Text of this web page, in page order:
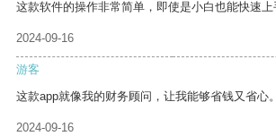
这款软件的操作非常简单，即使是小白也能快速上
2024-09-16
游客
这款app就像我的财务顾问，让我能够省钱又省心。
2024-09-16